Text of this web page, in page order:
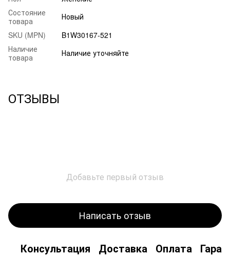
Состояние
товара
Новый
SKU (MPN)
B1W30167-521
Наличие
товара
Наличие уточняйте
ОТЗЫВЫ
Добавьте первый отзыв
Написать отзыв
Консультация Доставка Оплата